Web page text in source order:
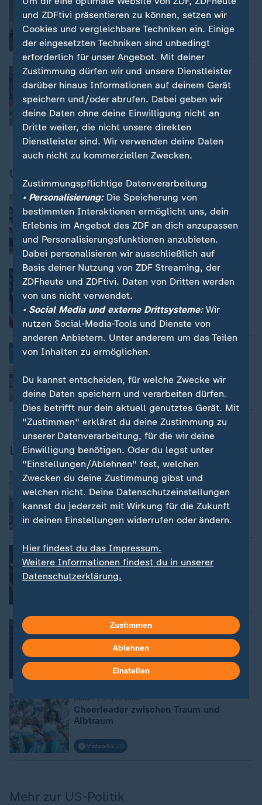
Trump bekräftigt umstrittene Gaza-
Pläne
mit Video2:19
US-Angriffe auf Huthi im Jemen
"Schreckliche Konsequenzen": Trump
droht Iran
USA und Deutschland
Deutsche Industrie warnt
Bei Trump-Sieg drohen wirtschaftliche
Schäden
mit Video
Wahlkampf in den USA
Trump spottet über Windkraft in
Deutschland
Waffensysteme aus Washington
USA: Ja zu Patriot-Raketen an
Leben im Land der Gegensätze
Doku | ZDFinfo Doku
Glanz und Elend der Themenparks
Video 43:16
Doku | ZDFinfo Doku
Der Ku-Klux-Klan
Doku | ZDFinfo Doku
Idaho – Cowboys und Milizen
43:41
Doku | ZDFinfo Doku
:
Cheerleader zwischen Traum und
Albtraum
Video44:20
Mehr zur US-Politik
und ZDFtivi präsentieren zu können, setzen wir
Cookies und vergleichbare Techniken ein. Einige
der eingesetzten Techniken sind unbedingt
erforderlich für unser Angebot. Mit deiner
Zustimmung dürfen wir und unsere Dienstleister
darüber hinaus Informationen auf deinem Gerät
speichern und/oder abrufen. Dabei geben wir
deine Daten ohne deine Einwilligung nicht an
Dritte weiter, die nicht unsere direkten
Dienstleister sind. Wir verwenden deine Daten
auch nicht zu kommerziellen Zwecken.
Zustimmungspflichtige Datenverarbeitung
• Personalisierung:Die Speicherung von
bestimmten Interaktionen ermöglicht uns, dein
Erlebnis im Angebot des ZDF an dich anzupassen
und Personalisierungsfunktionen anzubieten.
Dabei personalisieren wir ausschließlich auf
Basis deiner Nutzung von ZDF Streaming, der
ZDFheute und ZDFtivi. Daten von Dritten werden
von uns nicht verwendet.
• Social Media und externe Drittsysteme:Wir
nutzen Social-Media-Tools und Dienste von
anderen Anbietern. Unter anderem um das Teilen
von Inhalten zu ermöglichen.
Du kannst entscheiden, für welche Zwecke wir
deine Daten speichern und verarbeiten dürfen.
Dies betrifft nur dein aktuell genutztes Gerät. Mit
"Zustimmen" erklärst du deine Zustimmung zu
unserer Datenverarbeitung, für die wir deine
Einwilligung benötigen. Oder du legst unter
"Einstellungen/Ablehnen" fest, welchen
Zwecken du deine Zustimmung gibst und
welchen nicht. Deine Datenschutzeinstellungen
kannst du jederzeit mit Wirkung für die Zukunft
in deinen Einstellungen widerrufen oder ändern.
Hier findest du das Impressum.
Weitere Informationen findest du in unserer
Datenschutzerklärung.
Zustimmen
Ablehnen
Einstellen